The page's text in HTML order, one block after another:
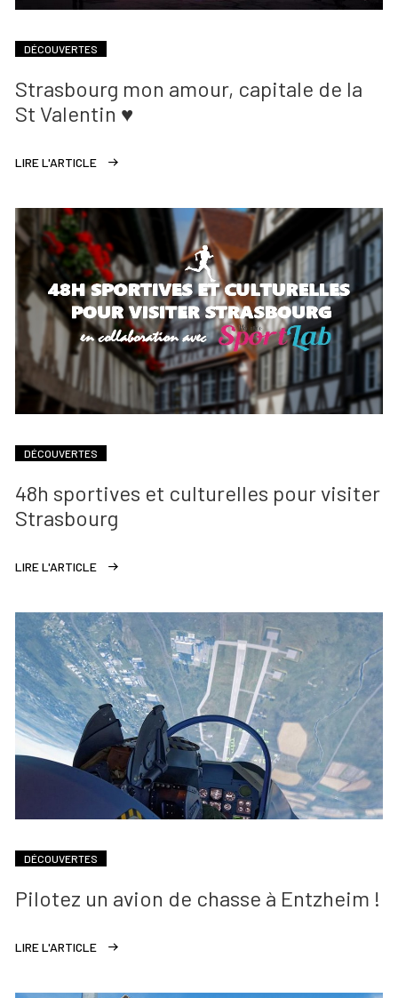
DÉCOUVERTES
Strasbourg mon amour, capitale de la
St Valentin ♥
LIRE L'ARTICLE
DÉCOUVERTES
48h sportives et culturelles pour visiter
Strasbourg
LIRE L'ARTICLE
DÉCOUVERTES
Pilotez un avion de chasse à Entzheim !
LIRE L'ARTICLE